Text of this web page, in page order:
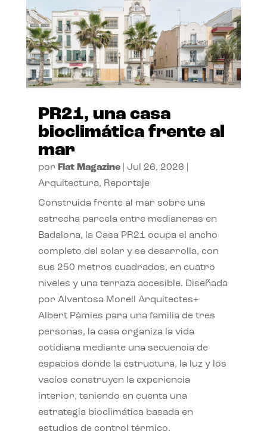
PR21, una casa
bioclimática frente al
mar
por Flat Magazine| Jul 26, 2026
Arquitectura, Reportaje
Construida frente al mar sobre una
estrecha parcela entre medianeras en
Badalona, la Casa PR21 ocupa el ancho
completo del solar y se desarrolla, con
sus 250 metros cuadrados, en cuatro
niveles y una terraza accesible. Diseñada
por Alventosa Morell Arquitectes+
Albert Pàmies para una familia de tres
personas, la casa organiza la vida
cotidiana mediante una secuencia de
espacios donde la estructura, la luz y los
vacíos construyen la experiencia
interior, teniendo en cuenta una
estrategia bioclimática basada en
estudios de control térmico.